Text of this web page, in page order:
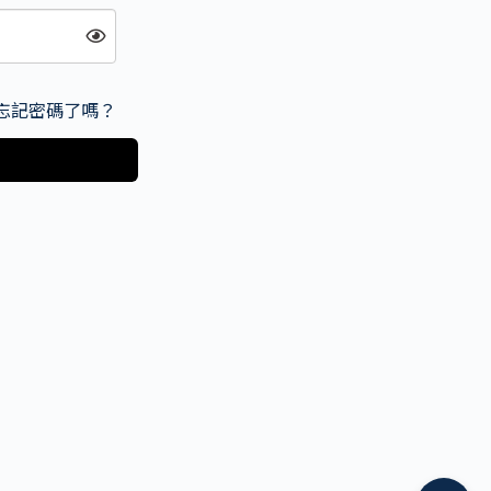
記密碼了嗎？